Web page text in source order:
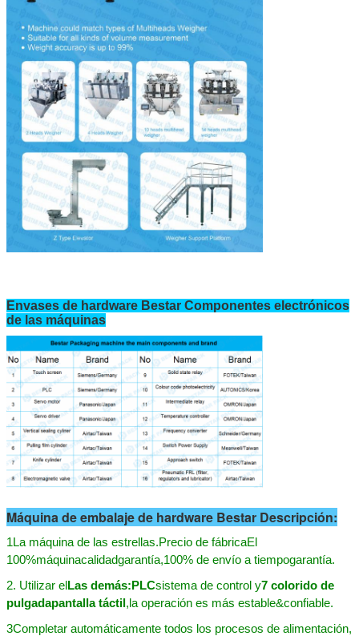
Envases de hardware Bestar Componentes electrónicos
de las máquinas
Máquina de embalaje de hardware Bestar Descripción:
1La máquina de las estrellas.Precio de fábricaEl
100%máquinacalidadgarantía,100% de envío a tiempogarantía.
2. Utilizar el Las demás: PLCsistema de control y7 colorido de
pulgadapantalla táctil , la operación es más estable&confiable.
3Completar automáticamente todos los procesos de alimentación,